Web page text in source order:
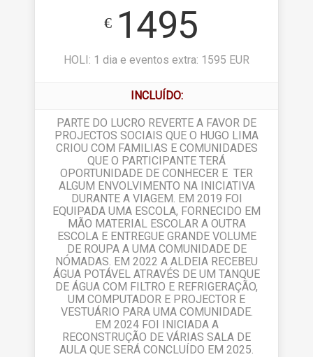
€1495
HOLI: 1 dia e eventos extra: 1595 EUR
INCLUÍDO:
PARTE DO LUCRO REVERTE A FAVOR DE
PROJECTOS SOCIAIS QUE O HUGO LIMA
CRIOU COM FAMILIAS E COMUNIDADES
QUE O PARTICIPANTE TERÁ
OPORTUNIDADE DE CONHECER E TER
ALGUM ENVOLVIMENTO NA INICIATIVA
DURANTE A VIAGEM. EM 2019 FOI
EQUIPADA UMA ESCOLA, FORNECIDO EM
MÃO MATERIAL ESCOLAR A OUTRA
ESCOLA E ENTREGUE GRANDE VOLUME
DE ROUPA A UMA COMUNIDADE DE
NÓMADAS. EM 2022 A ALDEIA RECEBEU
ÁGUA POTÁVEL ATRAVÉS DE UM TANQUE
DE ÁGUA COM FILTRO E REFRIGERAÇÃO,
UM COMPUTADOR E PROJECTOR E
VESTUÁRIO PARA UMA COMUNIDADE.
EM 2024 FOI INICIADA A
RECONSTRUÇÃO DE VÁRIAS SALA DE
AULA QUE SERÁ CONCLUÍDO EM 2025.